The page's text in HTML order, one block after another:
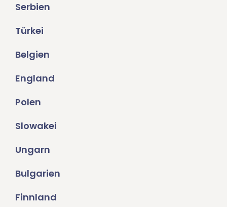
Serbien
Türkei
Belgien
England
Polen
Slowakei
Ungarn
Bulgarien
Finnland